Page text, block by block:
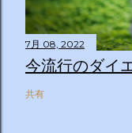
7月 08, 2022
今流行のダイ
共有